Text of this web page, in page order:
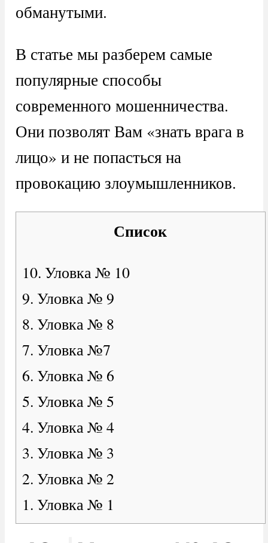
обманутыми.
В статье мы разберем самые
популярные способы
современного мошенничества.
Они позволят Вам «знать врага в
лицо» и не попасться на
провокацию злоумышленников.
Список
10. Уловка № 10
9. Уловка № 9
8. Уловка № 8
7. Уловка №7
6. Уловка № 6
5. Уловка № 5
4. Уловка № 4
3. Уловка № 3
2. Уловка № 2
1. Уловка № 1